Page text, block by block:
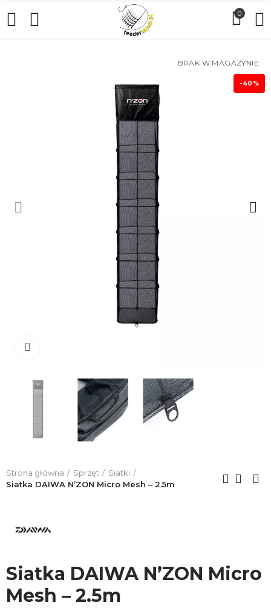
0
BRAK W MAGAZYNIE
-40%
Strona główna Sprzęt
Siatki
Siatka DAIWA N’ZON Micro Mesh – 2.5m
Siatka DAIWA N’ZON Micro
Mesh – 2.5m